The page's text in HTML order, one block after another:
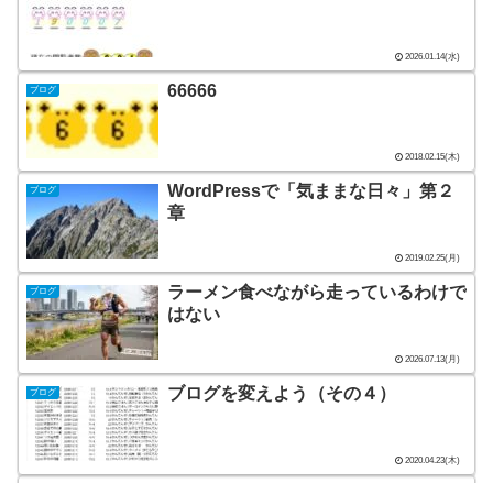
2026.01.14(水)
ブログ 66666
2018.02.15(木)
ブログ
WordPressで「気ままな日々」第２
章
2019.02.25(月)
ブログ
ラーメン食べながら走っているわけで
はない
2026.07.13(月)
ブログ ブログを変えよう（その４）
2020.04.23(木)